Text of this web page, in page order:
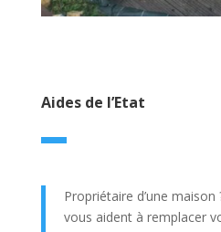
Aides de l’Etat
Propriétaire d’une maison
vous aident à remplacer